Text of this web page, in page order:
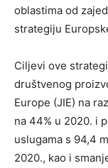
oblastima od
strategiju
Ciljevi ove
društvenog
Europe (JIE) na
na 44% u 2020. i
uslugama s 94,4
2020., kao i